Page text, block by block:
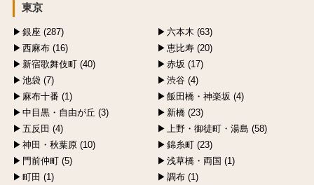
東京
銀座 (287)
六本木 (63)
西麻布 (16)
恵比寿 (20)
新宿歌舞伎町 (40)
赤坂 (17)
池袋 (7)
渋谷 (4)
麻布十番 (1)
飯田橋・神楽坂 (4)
中目黒・自由が丘 (3)
新橋 (23)
五反田 (4)
上野・御徒町・湯島 (58)
神田・秋葉原 (10)
錦糸町 (23)
門前仲町 (5)
浅草橋・両国 (1)
町田 (1)
調布 (1)